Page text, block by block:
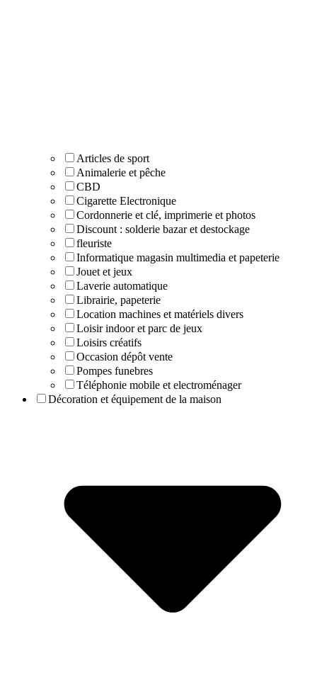
Articles de sport
Animalerie et pêche
CBD
Cigarette Electronique
Cordonnerie et clé, imprimerie et photos
Discount : solderie bazar et destockage
fleuriste
Informatique magasin multimedia et papeterie
Jouet et jeux
Laverie automatique
Librairie, papeterie
Location machines et matériels divers
Loisir indoor et parc de jeux
Loisirs créatifs
Occasion dépôt vente
Pompes funebres
Téléphonie mobile et electroménager
Décoration et équipement de la maison